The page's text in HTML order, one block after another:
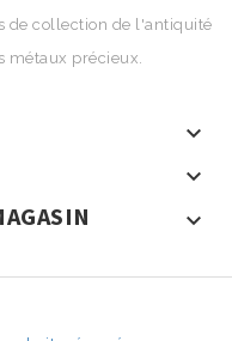
de collection de l'antiquité
métaux précieux.


